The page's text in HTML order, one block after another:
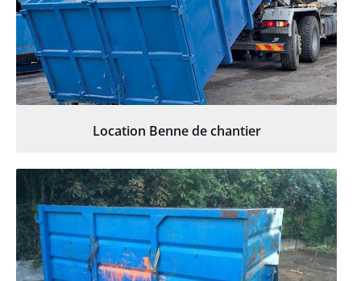
Location Benne de chantier